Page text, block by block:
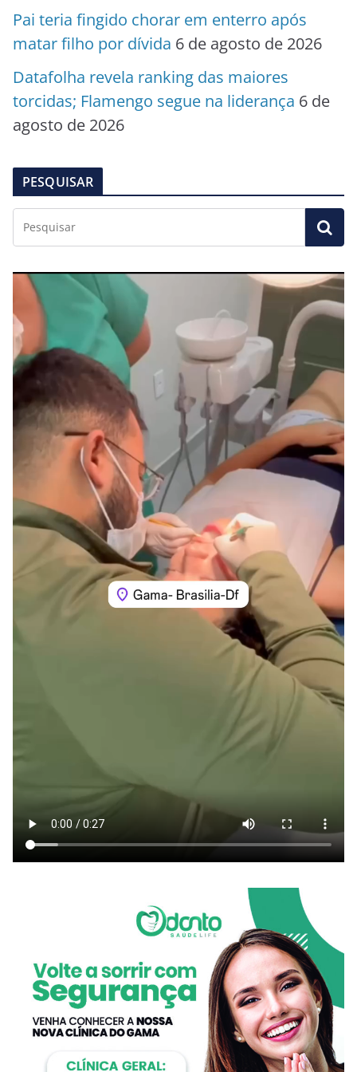
Pai teria fingido chorar em enterro após
matar filho por dívida 6 de agosto de 2026
Datafolha revela ranking das maiores
torcidas; Flamengo segue na liderança 6 de
agosto de 2026
PESQUISAR